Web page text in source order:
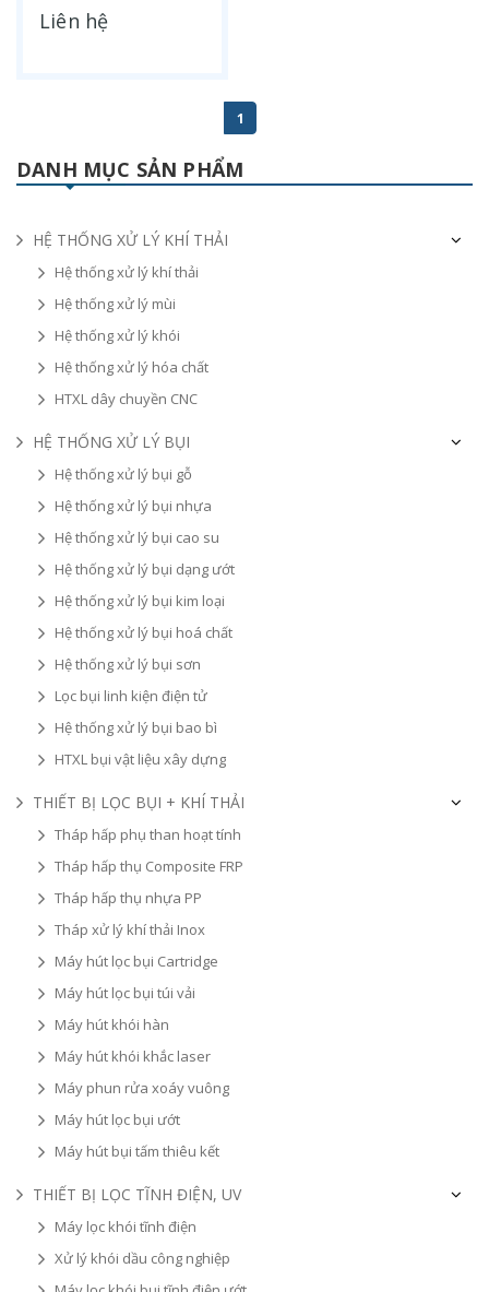
Liên hệ
1
DANH MỤC SẢN PHẨM
HỆ THỐNG XỬ LÝ KHÍ THẢI
Hệ thống xử lý khí thải
Hệ thống xử lý mùi
Hệ thống xử lý khói
Hệ thống xử lý hóa chất
HTXL dây chuyền CNC
HỆ THỐNG XỬ LÝ BỤI
Hệ thống xử lý bụi gỗ
Hệ thống xử lý bụi nhựa
Hệ thống xử lý bụi cao su
Hệ thống xử lý bụi dạng ướt
Hệ thống xử lý bụi kim loại
Hệ thống xử lý bụi hoá chất
Hệ thống xử lý bụi sơn
Lọc bụi linh kiện điện tử
Hệ thống xử lý bụi bao bì
HTXL bụi vật liệu xây dựng
THIẾT BỊ LỌC BỤI + KHÍ THẢI
Tháp hấp phụ than hoạt tính
Tháp hấp thụ Composite FRP
Tháp hấp thụ nhựa PP
Tháp xử lý khí thải Inox
Máy hút lọc bụi Cartridge
Máy hút lọc bụi túi vải
Máy hút khói hàn
Máy hút khói khắc laser
Máy phun rửa xoáy vuông
Máy hút lọc bụi ướt
Máy hút bụi tấm thiêu kết
THIẾT BỊ LỌC TĨNH ĐIỆN, UV
Máy lọc khói tĩnh điện
Xử lý khói dầu công nghiệp